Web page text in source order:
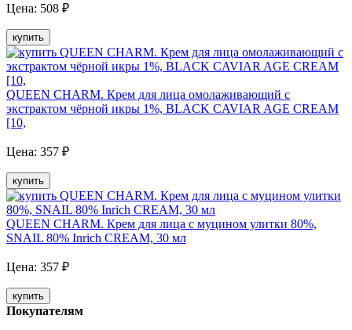
Цена: 508 ₽
купить
QUEEN CHARM. Крем для лица омолаживающий с
экстрактом чёрной икры 1%, BLACK CAVIAR AGE CREAM
[10,
Цена: 357 ₽
купить
QUEEN CHARM. Крем для лица с муцином улитки 80%,
SNAIL 80% Inrich CREAM, 30 мл
Цена: 357 ₽
купить
Покупателям